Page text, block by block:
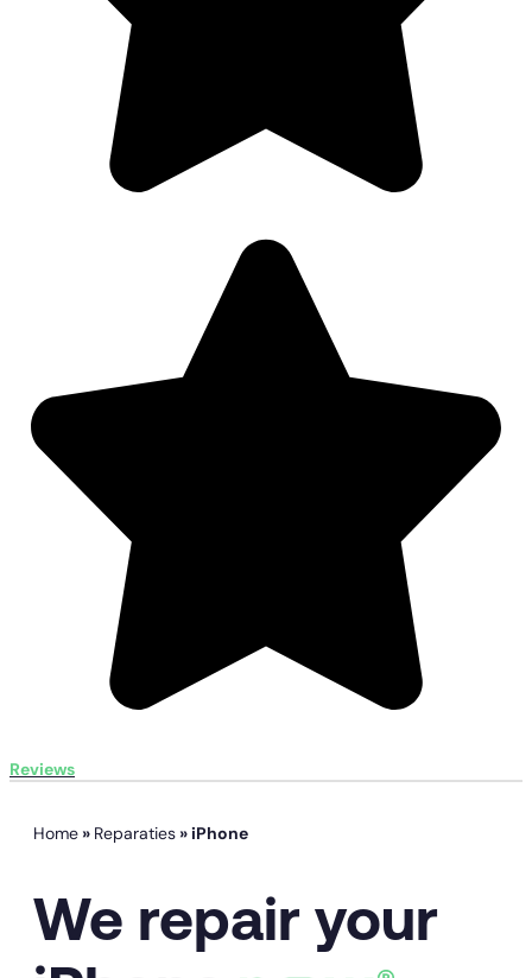
Reviews
Home » Reparaties »iPhone
We repair your